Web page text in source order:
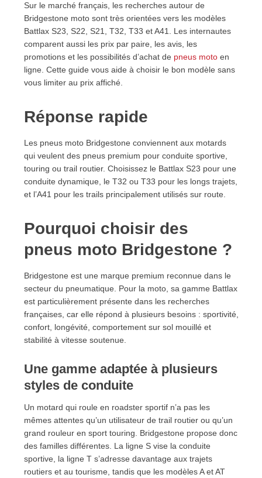
6.2. Avant et arrière : deux rôles différents
7. Avantages et limites des pneus moto Bridgestone
8. Bridgestone face à Michelin, Pirelli, Dunlop et
Metzeler
8.1. Bridgestone pour la polyvalence premium
8.2. Quand préférer un autre profil de pneu
9.1. Ne pas juger uniquement le prix d’achat
9.2. Comparer avec la bonne catégorie
10. Avis sur les pneus moto Bridgestone
10.1. Lire les avis avec méthode
10.2. Attention aux anciens modèles
11. Acheter des pneus moto Bridgestone en ligne
11.1. Vérifications avant commande
12. Questions fréquentes sur les pneus moto
Bridgestone
12.1. Quels pneus moto Bridgestone choisir ?
12.3. Quel est le meilleur Bridgestone Battlax ?
12.4. Bridgestone S23 ou S22 : lequel choisir ?
12.5. Bridgestone T32 ou T33 : lequel est le plus
adapté ?
12.6. Les Bridgestone A41 sont-ils adaptés aux
12.7. Combien coûte une paire de pneus moto
Bridgestone ?
12.8. Peut-on acheter des pneus moto Bridgestone
en ligne ?
12.9. Que signifie Battlax chez Bridgestone ?
12.10. Faut-il changer les deux pneus en même
temps ?
13. Bien choisir ses pneus moto Bridgestone
Sur le marché français, les recherches autour de
Bridgestone moto sont très orientées vers les modèles
Battlax S23, S22, S21, T32, T33 et A41. Les internautes
comparent aussi les prix par paire, les avis, les
promotions et les possibilités d’achat de pneus motoen
ligne. Cette guide vous aide à choisir le bon modèle sans
vous limiter au prix affiché.
Réponse rapide
Les pneus moto Bridgestone conviennent aux motards
qui veulent des pneus premium pour conduite sportive,
touring ou trail routier. Choisissez le Battlax S23 pour une
conduite dynamique, le T32 ou T33 pour les longs trajets,
et l’A41 pour les trails principalement utilisés sur route.
Pourquoi choisir des
pneus moto Bridgestone ?
Bridgestone est une marque premium reconnue dans le
secteur du pneumatique. Pour la moto, sa gamme Battlax
est particulièrement présente dans les recherches
françaises, car elle répond à plusieurs besoins : sportivité,
confort, longévité, comportement sur sol mouillé et
stabilité à vitesse soutenue.
Une gamme adaptée à plusieurs
styles de conduite
Un motard qui roule en roadster sportif n’a pas les
mêmes attentes qu’un utilisateur de trail routier ou qu’un
grand rouleur en sport touring. Bridgestone propose donc
des familles différentes. La ligne S vise la conduite
sportive, la ligne T s’adresse davantage aux trajets
routiers et au tourisme, tandis que les modèles A et AT